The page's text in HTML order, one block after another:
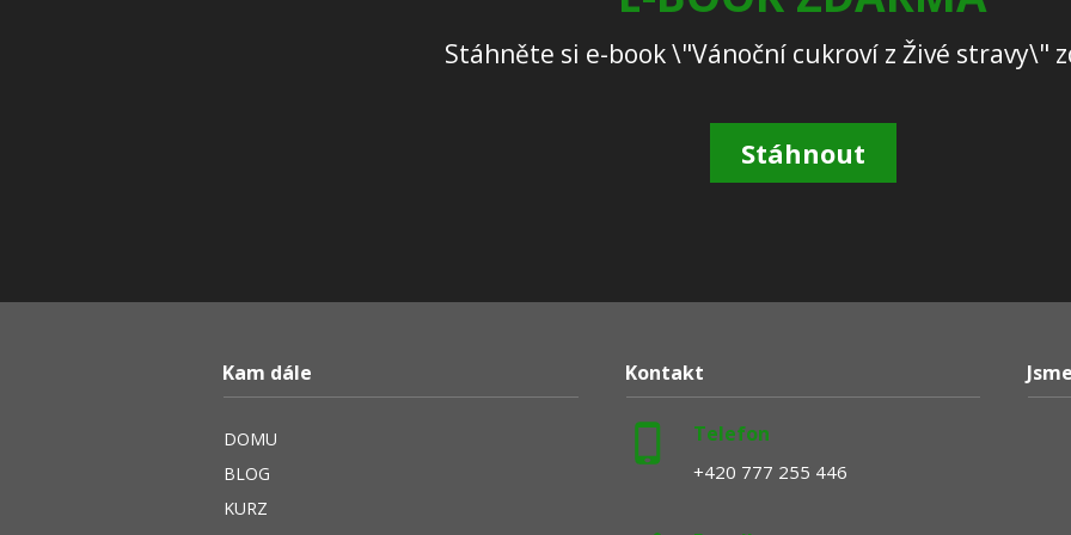
Stáhněte si e-book \"Vánoční cukroví z Živé stravy\"
Stáhnout
Kam dále
DOMU
BLOG
KURZ
Kontakt
Telefon
+420 777 255 446